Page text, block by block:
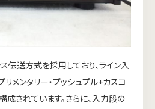
伝送方式を採用しており、ライン入
メンタリー・プッシュプル+カスコ
成されています。さらに、入力段の